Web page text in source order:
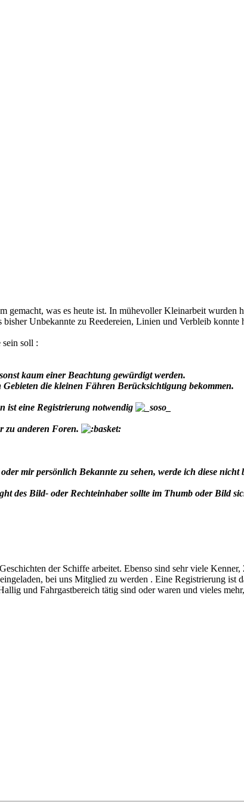
was es heute ist. In mühevoller Kleinarbeit wurden
Unbekannte zu Reedereien, Linien und Verbleib
soll :
kaum einer Beachtung gewürdigt werden.
die kleinen Fähren Berücksichtigung bekommen.
ist eine Registrierung notwendig
zu anderen Foren.
mir persönlich Bekannte zu sehen, werde ich diese nicht
des Bild- oder Rechteinhaber sollte im Thumb oder Bild
der Schiffe arbeitet. Ebenso sind sehr viele
bei uns Mitglied zu werden . Eine Registrierung ist
und Fahrgastbereich tätig sind oder waren und vieles